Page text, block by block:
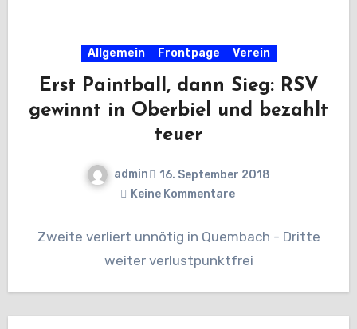
Allgemein Frontpage Verein
Erst Paintball, dann Sieg: RSV
gewinnt in Oberbiel und bezahlt
teuer
admin
16. September 2018
Keine Kommentare
Zweite verliert unnötig in Quembach - Dritte
weiter verlustpunktfrei